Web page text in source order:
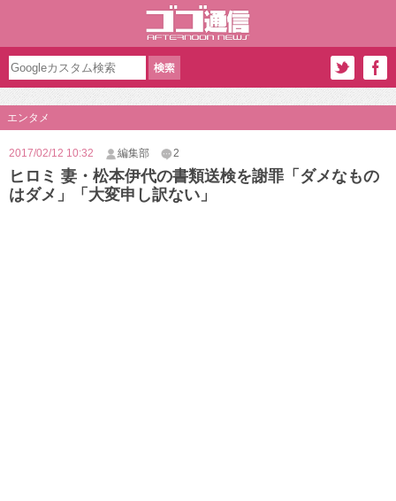
エンタメ
2017/02/12 10:32 編集部 2
ヒロミ 妻・松本伊代の書類送検を謝罪「ダメなもの
はダメ」「大変申し訳ない」